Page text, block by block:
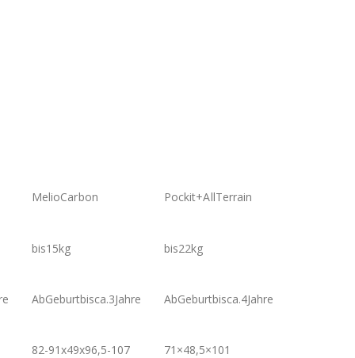
MelioCarbon Pockit+AllTerrain
bis15kg bis22kg
AbGeburtbisca.3Jahre AbGeburtbisca.4Jahre
82-91x49x96,5-107 71×48,5×101